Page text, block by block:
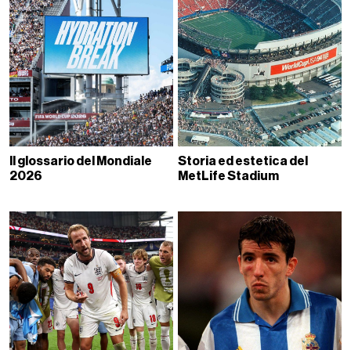
Il glossario del Mondiale
2026
Storia ed estetica del
MetLife Stadium